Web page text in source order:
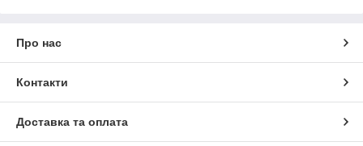
Про нас
Контакти
Доставка та оплата